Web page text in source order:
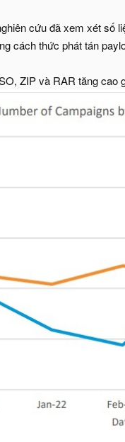
cứu đã xem xét số
cách thức phát tán
ZIP và RAR tăng cao